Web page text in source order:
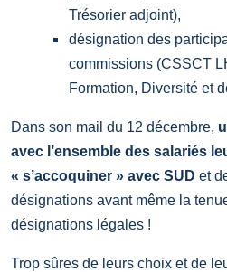
Trésorier adjoint),
désignation des
commissions (CSSCT
Formation, Diversité et
Dans son mail du 12 décembre,
avec l’ensemble des salariés
« s’accoquiner » avec SUD et
désignations avant même la
désignations légales !
Trop sûres de leurs choix et de